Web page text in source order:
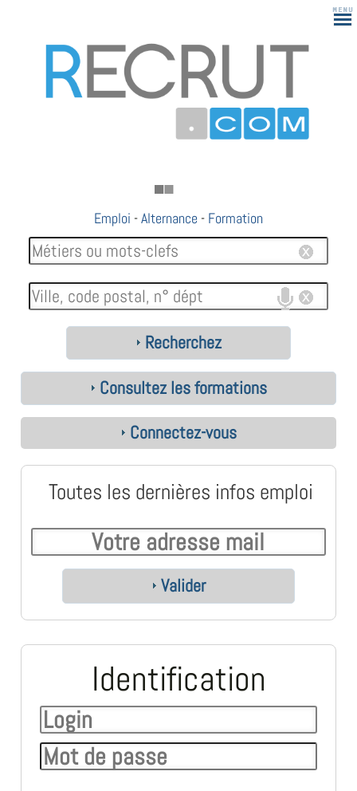
Emploi -Alternance - Formation
Recherchez
Consultez les formations
Connectez-vous
Toutes les dernières infos emploi
Valider
Identification